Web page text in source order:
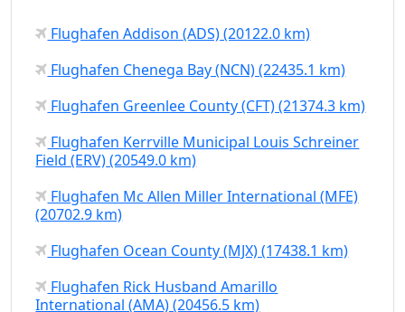
Flughafen Addison (ADS) (20122.0 km)
Flughafen Chenega Bay (NCN) (22435.1 km)
Flughafen Greenlee County (CFT) (21374.3 km)
Flughafen Kerrville Municipal Louis Schreiner
Field (ERV) (20549.0 km)
Flughafen Mc Allen Miller International (MFE)
(20702.9 km)
Flughafen Ocean County (MJX) (17438.1 km)
Flughafen Rick Husband Amarillo
International (AMA) (20456.5 km)